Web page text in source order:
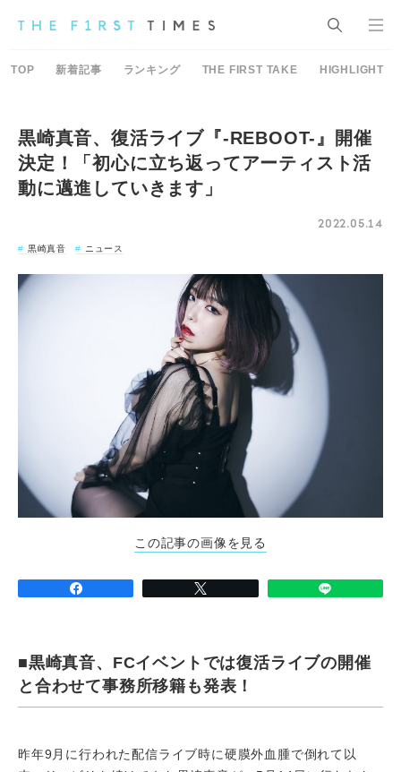
TOP 新着記事 ランキング THE FIRST TAKE HIGHLIGHT
黒崎真音、復活ライブ『-REBOOT-』開催
決定！「初心に立ち返ってアーティスト活
動に邁進していきます」
2022.05.14
黒崎真音 ニュース
この記事の画像を見る
■黒崎真音、FCイベントでは復活ライブの開催
と合わせて事務所移籍も発表！
昨年9月に行われた配信ライブ時に硬膜外血腫で倒れて以